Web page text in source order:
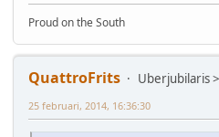
Proud on the South
QuattroFrits
Uberjubilaris
25 februari, 2014, 16:36:30